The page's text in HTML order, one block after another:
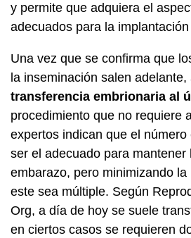
y permite que adquiera el
adecuados para la
Una vez que se confirma que
la inseminación salen
transferencia embrionaria al
procedimiento que no requiere
expertos indican que el
ser el adecuado para mantener
embarazo, pero minimizando
este sea múltiple. Según
Org, a día de hoy se suele
en ciertos casos se requieren